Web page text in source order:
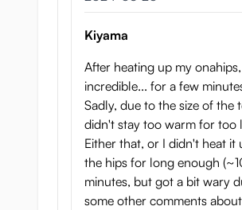
Kiyama
After heating up my
incredible... for a few
Sadly, due to the size of the
didn't stay too warm for too
Either that, or I didn't heat it
the hips for long enough
minutes, but got a bit wary
some other comments about